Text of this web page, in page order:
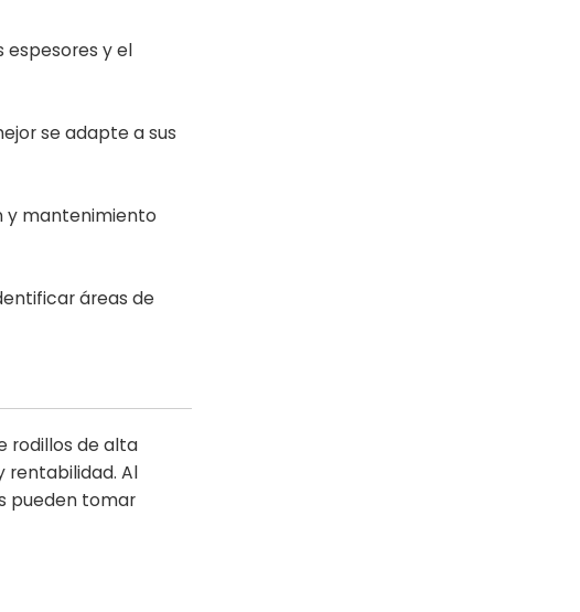
espesores y el
se adapte a sus
y mantenimiento
áreas de
rodillos de alta
rentabilidad. Al
pueden tomar